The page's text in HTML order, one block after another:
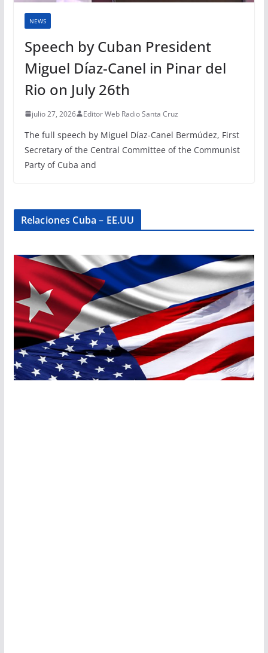
NEWS
Speech by Cuban President
Miguel Díaz-Canel in Pinar del
Rio on July 26th
julio 27, 2026 Editor Web Radio Santa Cruz
The full speech by Miguel Díaz-Canel Bermúdez, First
Secretary of the Central Committee of the Communist
Party of Cuba and
Relaciones Cuba – EE.UU